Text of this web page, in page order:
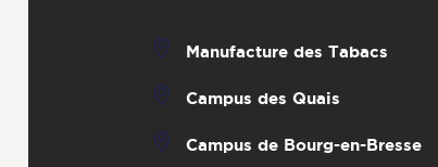
Manufacture des Tabacs
Campus des Quais
Campus de Bourg-en-Bresse